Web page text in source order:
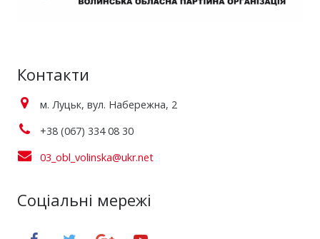
Контакти
м. Луцьк, вул. Набережна, 2
+38 (067) 334 08 30
03_obl_volinska@ukr.net
Соціальні мережі